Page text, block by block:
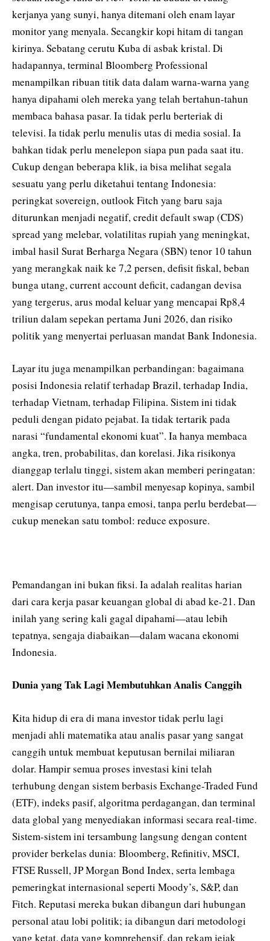
kerjanya yang sunyi, hanya ditemani oleh enam layar
monitor yang menyala. Secangkir kopi hitam di tangan
kirinya. Sebatang cerutu Kuba di asbak kristal. Di
hadapannya, terminal Bloomberg Professional
menampilkan ribuan titik data dalam warna-warna yang
hanya dipahami oleh mereka yang telah bertahun-tahun
membaca bahasa pasar. Ia tidak perlu berteriak di
televisi. Ia tidak perlu menulis utas di media sosial. Ia
bahkan tidak perlu menelepon siapa pun pada saat itu.
Cukup dengan beberapa klik, ia bisa melihat segala
sesuatu yang perlu diketahui tentang Indonesia:
peringkat sovereign, outlook Fitch yang baru saja
diturunkan menjadi negatif, credit default swap (CDS)
spread yang melebar, volatilitas rupiah yang meningkat,
imbal hasil Surat Berharga Negara (SBN) tenor 10 tahun
yang merangkak naik ke 7,2 persen, defisit fiskal, beban
bunga utang, current account deficit, cadangan devisa
yang tergerus, arus modal keluar yang mencapai Rp8,4
triliun dalam sepekan pertama Juni 2026, dan risiko
politik yang menyertai perluasan mandat Bank Indonesia.
Layar itu juga menampilkan perbandingan: bagaimana
posisi Indonesia relatif terhadap Brazil, terhadap India,
terhadap Vietnam, terhadap Filipina. Sistem ini tidak
peduli dengan pidato pejabat. Ia tidak tertarik pada
narasi “fundamental ekonomi kuat”. Ia hanya membaca
angka, tren, probabilitas, dan korelasi. Jika risikonya
dianggap terlalu tinggi, sistem akan memberi peringatan:
alert. Dan investor itu—sambil menyesap kopinya, sambil
mengisap cerutunya, tanpa emosi, tanpa perlu berdebat—
cukup menekan satu tombol: reduce exposure.
Pemandangan ini bukan fiksi. Ia adalah realitas harian
dari cara kerja pasar keuangan global di abad ke-21. Dan
inilah yang sering kali gagal dipahami—atau lebih
tepatnya, sengaja diabaikan—dalam wacana ekonomi
Indonesia.
Dunia yang Tak Lagi Membutuhkan Analis Canggih
Kita hidup di era di mana investor tidak perlu lagi
menjadi ahli matematika atau analis pasar yang sangat
canggih untuk membuat keputusan bernilai miliaran
dolar. Hampir semua proses investasi kini telah
terhubung dengan sistem berbasis Exchange-Traded Fund
(ETF), indeks pasif, algoritma perdagangan, dan terminal
data global yang menyediakan informasi secara real-time.
Sistem-sistem ini tersambung langsung dengan content
provider berkelas dunia: Bloomberg, Refinitiv, MSCI,
FTSE Russell, JP Morgan Bond Index, serta lembaga
pemeringkat internasional seperti Moody’s, S&P, dan
Fitch. Reputasi mereka bukan dibangun dari hubungan
personal atau lobi politik; ia dibangun dari metodologi
yang ketat, data yang komprehensif, dan rekam jejak